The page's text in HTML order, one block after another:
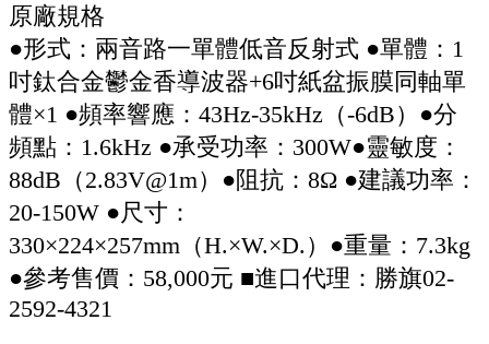
原廠規格
●形式：兩音路一單體低音反射式 ●單體：1
吋鈦合金鬱金香導波器+6吋紙盆振膜同軸單
體×1 ●頻率響應：43Hz-35kHz（-6dB）●分
頻點：1.6kHz ●承受功率：300W●靈敏度：
88dB（2.83V@1m）●阻抗：8Ω ●建議功率：
20-150W ●尺寸：
330×224×257mm（H.×W.×D.）●重量：7.3kg
●參考售價：58,000元 ■進口代理：勝旗02-
2592-4321